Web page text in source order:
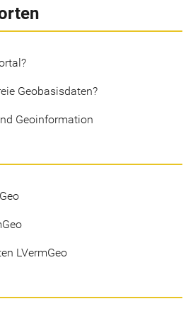
Geobasisdaten?
Geoinformation
LVermGeo